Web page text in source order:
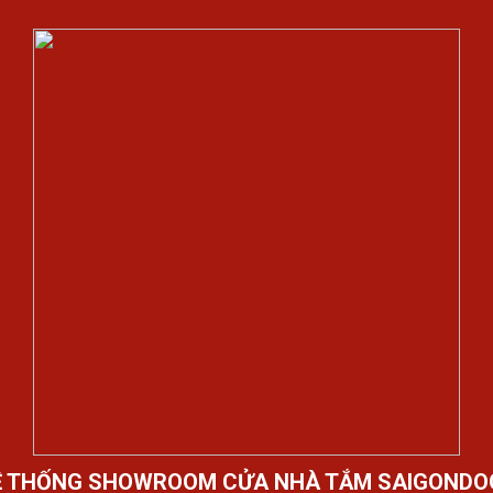
THỐNG SHOWROOM CỬA NHÀ TẮM